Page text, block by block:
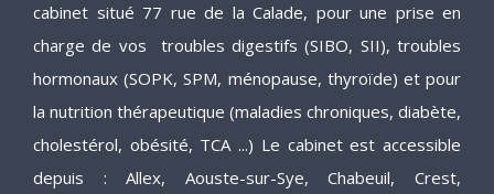
retrouvé la forme, perdu 5 kg (pour l'instant) et
surtout (c'est l'info du jour !!) mon indice
d'activité de la thyroïde est redevenu normal,
sans complémenter avec de l'iode ! Je
recommande vivement de prendre conseil
auprès d'Anaïs LALA, notamment avant de
cabinet situé 77 rue de la Calade, pour une prise en
charge de vos troubles digestifs (SIBO, SII), troubles
hormonaux (SOPK, SPM, ménopause, thyroïde) et pour
la nutrition thérapeutique (maladies chroniques, diabète,
cholestérol, obésité, TCA ...) Le cabinet est accessible
depuis : Allex, Aouste-sur-Sye, Chabeuil, Crest,